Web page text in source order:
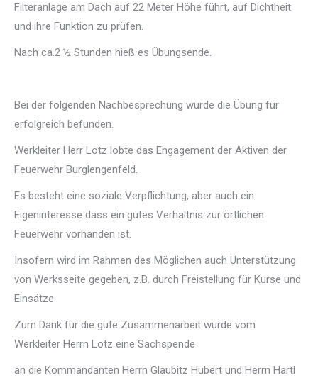
Filteranlage am Dach auf 22 Meter Höhe führt, auf Dichtheit
und ihre Funktion zu prüfen.
Nach ca.2 ½ Stunden hieß es Übungsende.
Bei der folgenden Nachbesprechung wurde die Übung für
erfolgreich befunden.
Werkleiter Herr Lotz lobte das Engagement der Aktiven der
Feuerwehr Burglengenfeld.
Es besteht eine soziale Verpflichtung, aber auch ein
Eigeninteresse dass ein gutes Verhältnis zur örtlichen
Feuerwehr vorhanden ist.
Insofern wird im Rahmen des Möglichen auch Unterstützung
von Werksseite gegeben, z.B. durch Freistellung für Kurse und
Einsätze.
Zum Dank für die gute Zusammenarbeit wurde vom
Werkleiter Herrn Lotz eine Sachspende
an die Kommandanten Herrn Glaubitz Hubert und Herrn Hartl